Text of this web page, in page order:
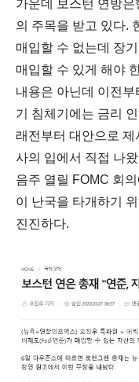
가운데 보스턴 연방
의 주목을 받고 있다.
매입할 수 없는데 장
매입할 수 있게 해야
내용은 아닌데 이전
기 침체기에는 금리
래전부터 대안으로 제
사의 입에서 직접 나
음주 열릴 FOMC 회
이 난국을 타개하기
진진하다.